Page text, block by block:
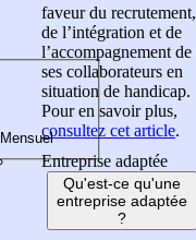
faveur du recrutement,
de l’intégration et de
l’accompagnement de
ses collaborateurs en
situation de handicap.
Pour en savoir plus,
consultez cet article.
Entreprise adaptée
Qu'est-ce qu'une
entreprise adaptée
?